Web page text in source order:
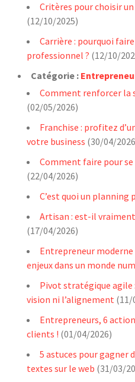
Critères pour choisir
(12/10/2025)
Carrière : pourquoi
professionnel ? (12/10/
Catégorie :
Comment renforcer la
(02/05/2026)
Franchise : profitez
votre business (30/04/
Comment faire pour
(22/04/2026)
C’est quoi un planning
Artisan : est-il
(17/04/2026)
Entrepreneur
enjeux dans un monde
Pivot stratégique agile
vision ni l’alignement (11/
Entrepreneurs, 6
clients ! (01/04/2026)
5 astuces pour gagner
textes sur le web (31/03/